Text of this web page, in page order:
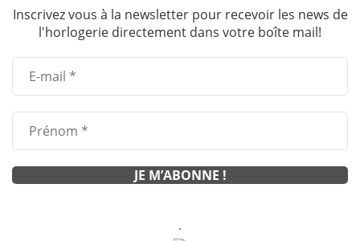
Inscrivez vous à la newsletter pour recevoir les news de
l'horlogerie directement dans votre boîte mail!
.